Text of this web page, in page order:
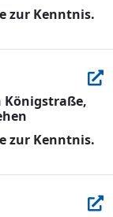
zur Kenntnis.
Königstraße,
zur Kenntnis.